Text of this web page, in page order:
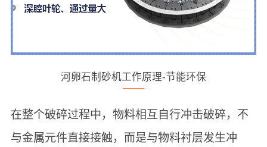
河卵石制砂机工作原理-节能环保
在整个破碎过程中，物料相互自行冲击破碎，不
与金属元件直接接触，而是与物料衬层发生冲